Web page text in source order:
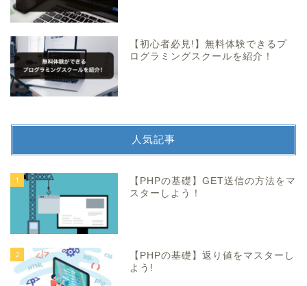
【初心者必見!】無料体験できるプ
ログラミングスクールを紹介！
人気記事
1
【PHPの基礎】GET送信の方法をマ
スターしよう！
2
【PHPの基礎】返り値をマスターし
よう!